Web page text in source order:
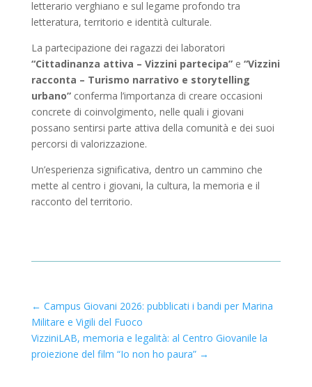
letterario verghiano e sul legame profondo tra
letteratura, territorio e identità culturale.
La partecipazione dei ragazzi dei laboratori
“Cittadinanza attiva – Vizzini partecipa”e “Vizzini
racconta – Turismo narrativo e storytelling
urbano”conferma l’importanza di creare occasioni
concrete di coinvolgimento, nelle quali i giovani
possano sentirsi parte attiva della comunità e dei suoi
percorsi di valorizzazione.
Un’esperienza significativa, dentro un cammino che
mette al centro i giovani, la cultura, la memoria e il
racconto del territorio.
← Campus Giovani 2026: pubblicati i bandi per Marina
Militare e Vigili del Fuoco
VizziniLAB, memoria e legalità: al Centro Giovanile la
proiezione del film “Io non ho paura”→